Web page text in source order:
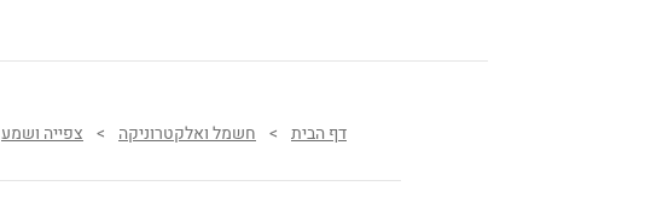
דף הבית > חשמל ואלקטרוניקה > צפייה ושמע